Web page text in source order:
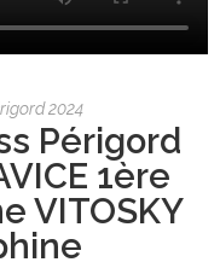
2024
Périgord
1ère
VITOSKY